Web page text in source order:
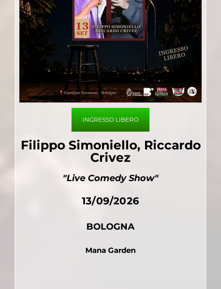
INGRESSO LIBERO
Filippo Simoniello, Riccardo
Crivez
"Live Comedy Show"
13/09/2026
BOLOGNA
Mana Garden